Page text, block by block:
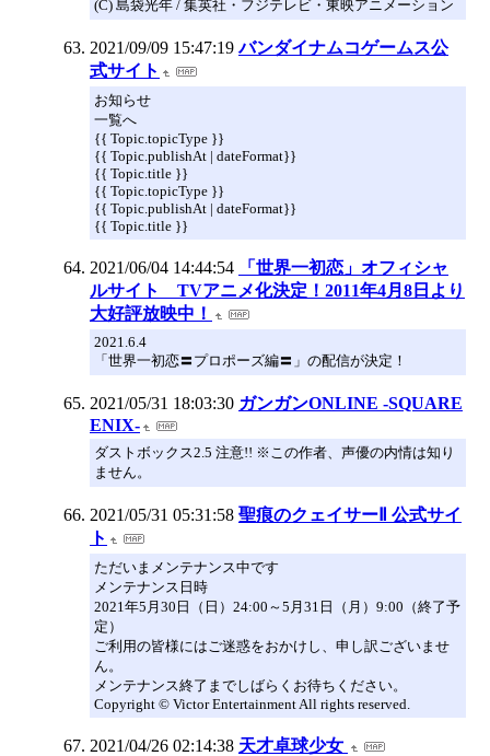
(C) 島袋光年 / 集英社・フジテレビ・東映アニメーション
2021/09/09 15:47:19 バンダイナムコゲームス公
式サイト
お知らせ
一覧へ
{{ Topic.topicType }}
{{ Topic.publishAt | dateFormat}}
{{ Topic.title }}
{{ Topic.topicType }}
{{ Topic.publishAt | dateFormat}}
{{ Topic.title }}
2021/06/04 14:44:54
「世界一初恋」オフィシャ
ルサイト TVアニメ化決定！2011年4月8日より
大好評放映中！
2021.6.4
「世界一初恋〓プロポーズ編〓」の配信が決定！
2021/05/31 18:03:30 ガンガンONLINE -SQUARE
ENIX-
ダストボックス2.5 注意!! ※この作者、声優の内情は知り
ません。
2021/05/31 05:31:58 聖痕のクェイサーⅡ 公式サイ
ト
ただいまメンテナンス中です
メンテナンス日時
2021年5月30日（日）24:00～5月31日（月）9:00（終了予
定）
ご利用の皆様にはご迷惑をおかけし、申し訳ございませ
ん。
メンテナンス終了までしばらくお待ちください。
Copyright © Victor Entertainment All rights reserved.
2021/04/26 02:14:38 天才卓球少女